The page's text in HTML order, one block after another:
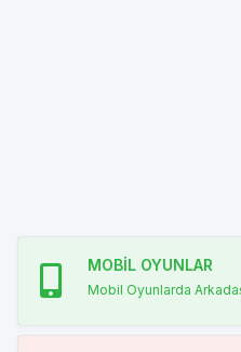
MOBİL OYUNLAR
Mobil Oyunlarda